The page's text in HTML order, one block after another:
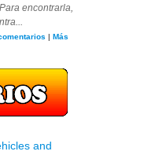
encontrarla,
| Más
and